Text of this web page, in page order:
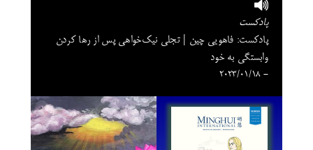
پادکست
پادکست: فاهویی چین | تجلی نیک‌خواهی پس از رها کردن
وابستگی به خود
- 2023/01/18